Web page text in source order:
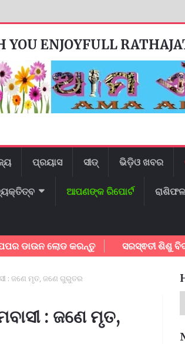
YOU ENJOYFULL
ପ୍ରୟାସ ସୀଡ୍ ଭିଡ଼ିଓ ଖବର
ଆପଣଙ୍କ ରିପୋର୍ଟ ରାଶିଫଳ
ଲୋଡ କରନ୍ତୁ ସରସ୍ଵତୀ ଶିଶୁ ବିଦ୍ୟା
: ଜଣେ ମୃତ, ଜଣେ ଗୁରୁତର
: ଜଣେ ମୃତ,